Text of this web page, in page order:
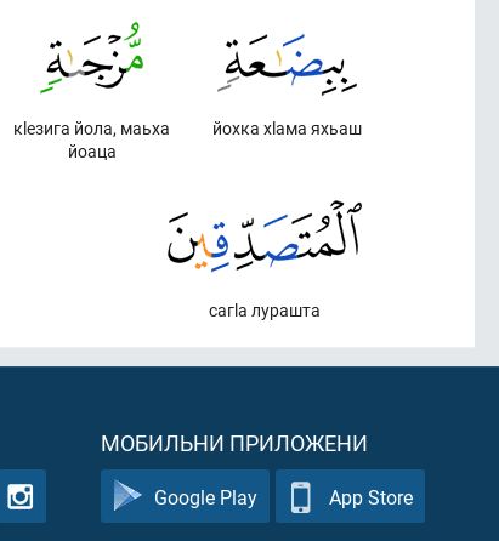
йохка хlама яхьаш
кlезига йола, маьха
йоаца
сагlа лурашта
МОБИЛЬНИ ПРИЛОЖЕНИ
Google Play App Store